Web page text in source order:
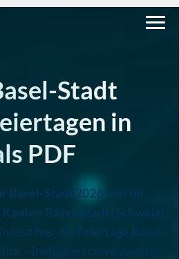
Stadt
in
PDF
Basel-Stadt 2026 hilft dir,
Kanton Basel-Stadt (Schweiz)
hier die Feiertage Basel-
– inklusive schweizweiter